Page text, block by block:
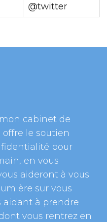
@twitter
cabinet de
offre le soutien
pour
en vous
aideront à vous
sur vous
aidant à prendre
vous rentrez en